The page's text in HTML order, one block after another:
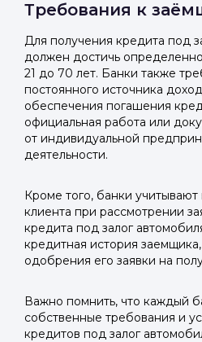
Требования к
Для получения кредита под
должен достичь
21 до 70 лет. Банки также
постоянного источника
обеспечения погашения
официальная работа или
от индивидуальной
деятельности.
Кроме того, банки
клиента при рассмотрении
кредита под залог
кредитная история
одобрения его заявки на
Важно помнить, что каждый
собственные требования и
кредитов под залог